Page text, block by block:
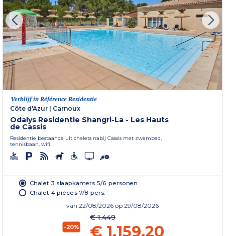
Verblijf in Référence Residentie
Côte d'Azur
Carnoux
Odalys Residentie Shangri-La - Les Hauts
de Cassis
Residentie bestaande uit chalets nabij Cassis met zwembad,
tennisbaan, wifi.
Chalet 3 slaapkamers 5/6 personen
Chalet 4 pièces 7/8 pers.
van 22/08/2026 op 29/08/2026
-20%
€ 1.449
€ 1.159,20